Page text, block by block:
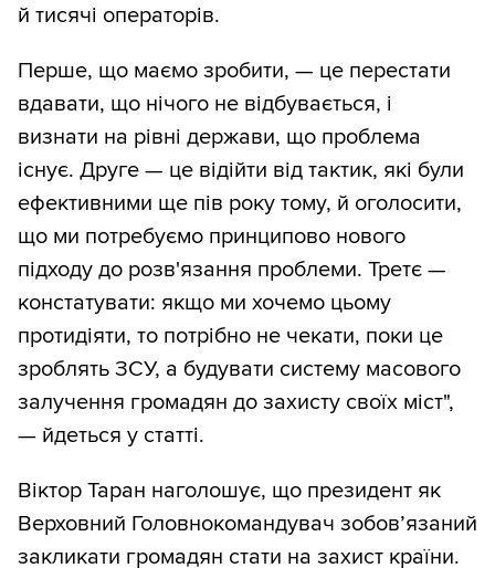
й тисячі операторів.
Перше, що маємо зробити, — це перестати
вдавати, що нічого не відбувається, і
визнати на рівні держави, що проблема
існує. Друге — це відійти від тактик, які були
ефективними ще пів року тому, й оголосити,
що ми потребуємо принципово нового
підходу до розв'язання проблеми. Третє —
констатувати: якщо ми хочемо цьому
протидіяти, то потрібно не чекати, поки це
зроблять ЗСУ, а будувати систему масового
залучення громадян до захисту своїх міст",
— йдеться у статті.
Віктор Таран наголошує, що президент як
Верховний Головнокомандувач зобов’язаний
закликати громадян стати на захист країни.